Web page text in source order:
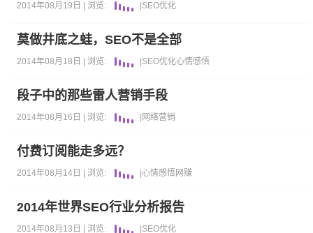
2014年08月19日 | 浏览: SEO优化
莫做井底之蛙，SEO不是全部
2014年08月18日 | 浏览: SEO优化心情感悟
段子中的那些雷人营销手段
2014年08月16日 | 浏览: 网络营销
付费订阅能走多远？
2014年08月14日 | 浏览: |心情感悟网赚
2014年世界SEO行业分析报告
2014年08月13日 | 浏览: SEO优化